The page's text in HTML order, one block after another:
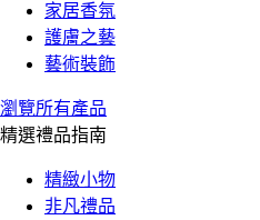
家居香氛
護膚之藝
藝術裝飾
瀏覽所有產品
精選禮品指南
精緻小物
非凡禮品